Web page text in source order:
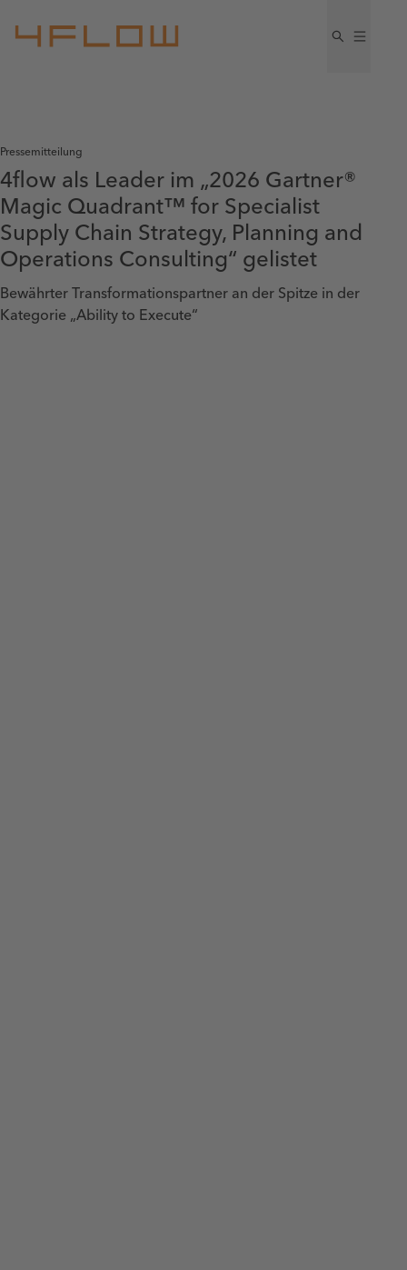
Pressemitteilung
4flow als Leader im „2026 Gartner®
Magic Quadrant™ for Specialist
Supply Chain Strategy, Planning and
Operations Consulting“ gelistet
Bewährter Transformationspartner an der Spitze in der
Kategorie „Ability to Execute“